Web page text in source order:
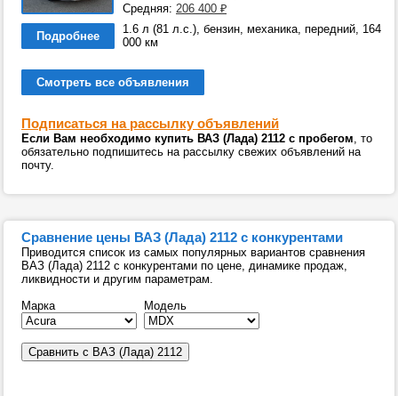
Средняя: 206 400 ₽
Подробнее
1.6 л (81 л.с.), бензин, механика, передний, 164
000 км
Смотреть все объявления
Подписаться на рассылку объявлений
Если Вам необходимо купить ВАЗ (Лада) 2112 с пробегом, то
обязательно подпишитесь на рассылку свежих объявлений на
почту.
Сравнение цены ВАЗ (Лада) 2112 с конкурентами
Приводится список из самых популярных вариантов сравнения
ВАЗ (Лада) 2112 с конкурентами по цене, динамике продаж,
ликвидности и другим параметрам.
Марка
Модель